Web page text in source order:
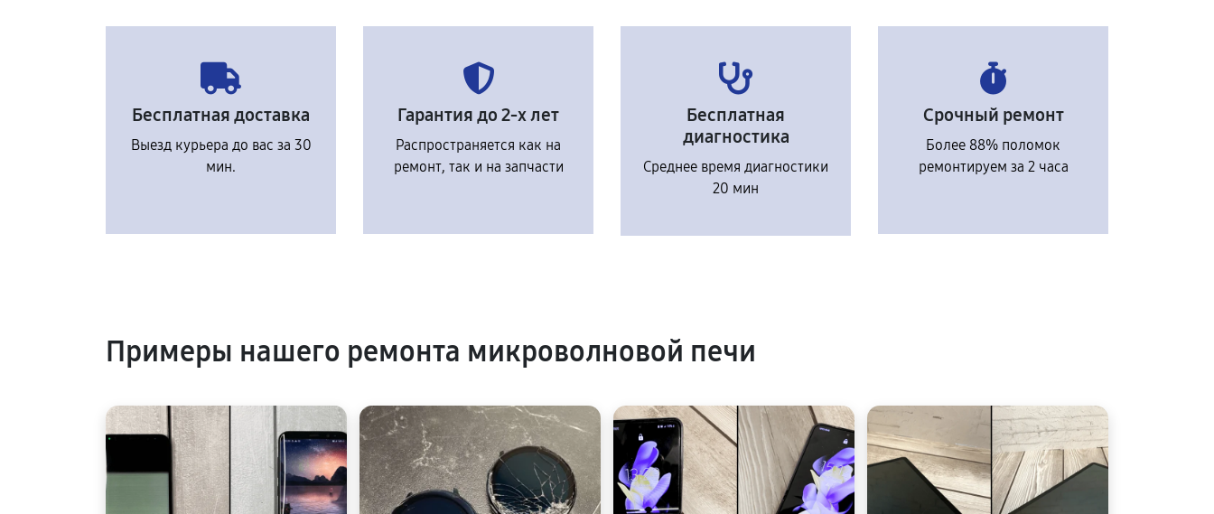
Бесплатная доставка
Выезд курьера до вас за 30
мин.
Гарантия до 2-х лет
Распространяется как на
ремонт, так и на запчасти
Бесплатная
диагностика
Среднее время диагностики
20 мин
Срочный ремонт
Более 88% поломок
ремонтируем за 2 часа
Примеры нашего ремонта микроволновой печи